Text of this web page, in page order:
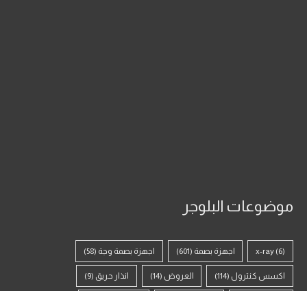
موضوعات البلوجر
x-ray (6) اجهزة بصمة (601) اجهزة بصمة وجة (58)
اكسس كنترول (114) العروض (14) انذار حريق (9)